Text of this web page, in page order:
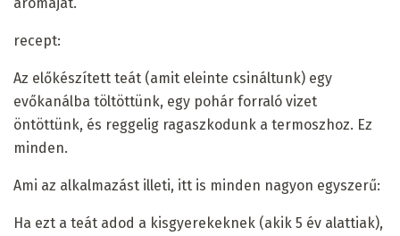
recept:
Az előkészített teát (amit eleinte csináltunk) egy
evőkanálba töltöttünk, egy pohár forraló vizet
öntöttünk, és reggelig ragaszkodunk a termoszhoz. Ez
minden.
Ami az alkalmazást illeti, itt is minden nagyon egyszerű:
Ha ezt a teát adod a kisgyerekeknek (akik 5 év alattiak),